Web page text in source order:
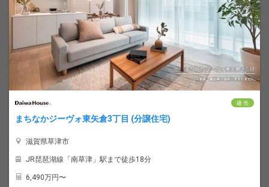
建 売
まちなかジーヴォ東矢倉3丁目 (分譲住宅)
滋賀県草津市
JR琵琶湖線「南草津」駅まで徒歩18分
6,490万円〜